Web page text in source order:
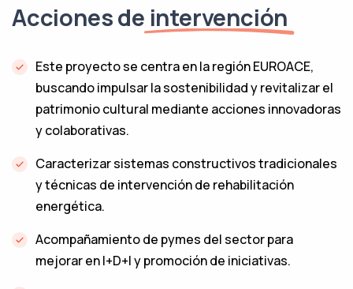
Acciones de intervención
Este proyecto se centra en la región EUROACE,
buscando impulsar la sostenibilidad y revitalizar el
patrimonio cultural mediante acciones innovadoras
y colaborativas.
Caracterizar sistemas constructivos tradicionales
y técnicas de intervención de rehabilitación
energética.
Acompañamiento de pymes del sector para
mejorar en I+D+I y promoción de iniciativas.